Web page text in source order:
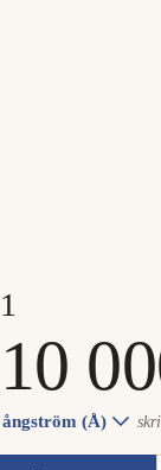
ångström (Å)